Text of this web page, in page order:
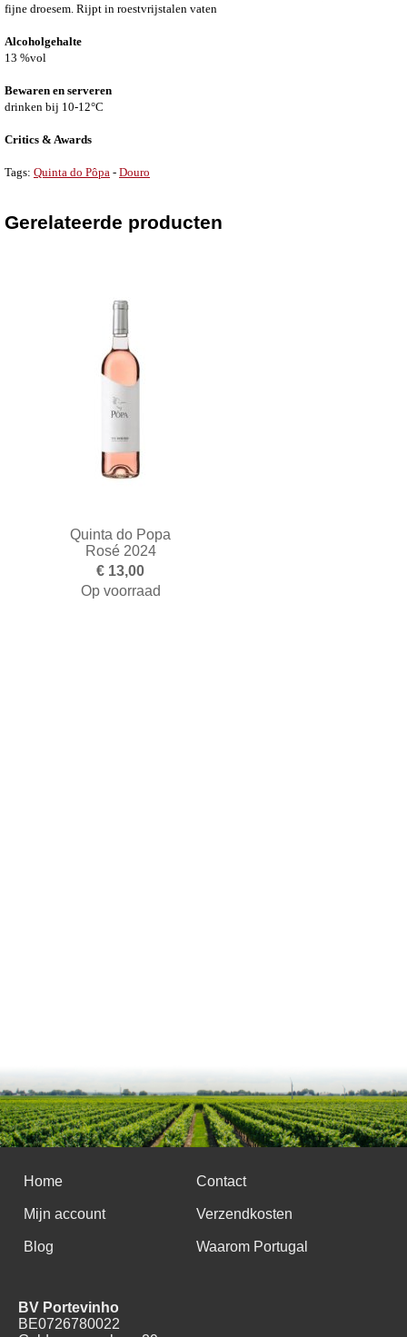
fijne droesem. Rijpt in roestvrijstalen vaten
Alcoholgehalte
13 %vol
Bewaren en serveren
drinken bij 10-12°C
Critics & Awards
Tags: Quinta do Pôpa - Douro
Gerelateerde producten
Quinta do Popa
Rosé 2024
€ 13,00
Op voorraad
Home Contact
Mijn account Verzendkosten
Blog Waarom Portugal
BV Portevinho
BE0726780022